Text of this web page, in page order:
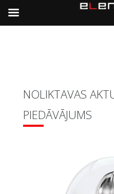
NOLIKTAVAS
PIEDĀVĀJUMS